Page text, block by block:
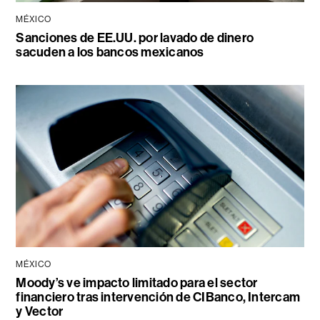
MÉXICO
Sanciones de EE.UU. por lavado de dinero
sacuden a los bancos mexicanos
MÉXICO
Moody’s ve impacto limitado para el sector
financiero tras intervención de CIBanco, Intercam
y Vector